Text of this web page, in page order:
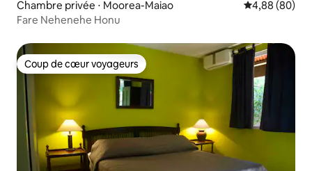
Chambre privée ⋅ Moorea-Maiao Évaluation
4,88 (80)
Fare Nehenehe Honu
Coup de cœur voyageurs
Coup de cœur voyageurs